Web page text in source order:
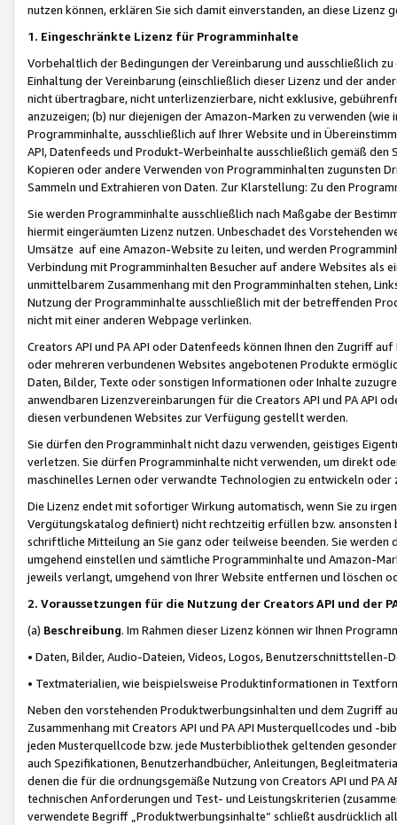
nutzen können, erklären Sie sich damit einverstanden, an diese Lizenz
1. Eingeschränkte Lizenz für Programminhalte
Vorbehaltlich der Bedingungen der Vereinbarung und ausschließlich
Einhaltung der Vereinbarung (einschließlich dieser Lizenz und der
nicht übertragbare, nicht unterlizenzierbare, nicht exklusive,
anzuzeigen; (b) nur diejenigen der Amazon-Marken zu verwenden
Programminhalte, ausschließlich auf Ihrer Website und in
API, Datenfeeds und Produkt-Werbeinhalte ausschließlich gemäß
Kopieren oder andere Verwenden von Programminhalten zugunsten
Sammeln und Extrahieren von Daten. Zur Klarstellung: Zu den
Sie werden Programminhalte ausschließlich nach Maßgabe der
hiermit eingeräumten Lizenz nutzen. Unbeschadet des Vorstehenden
Umsätze auf eine Amazon-Website zu leiten, und werden
Verbindung mit Programminhalten Besucher auf andere Websites als
unmittelbarem Zusammenhang mit den Programminhalten stehen,
Nutzung der Programminhalte ausschließlich mit der betreffenden
nicht mit einer anderen Webpage verlinken.
Creators API und PA API oder Datenfeeds können Ihnen den Zugriff
oder mehreren verbundenen Websites angebotenen Produkte
Daten, Bilder, Texte oder sonstigen Informationen oder Inhalte
anwendbaren Lizenzvereinbarungen für die Creators API und PA API
diesen verbundenen Websites zur Verfügung gestellt werden.
Sie dürfen den Programminhalt nicht dazu verwenden, geistiges
verletzen. Sie dürfen Programminhalte nicht verwenden, um direkt
maschinelles Lernen oder verwandte Technologien zu entwickeln
Die Lizenz endet mit sofortiger Wirkung automatisch, wenn Sie zu
Vergütungskatalog definiert) nicht rechtzeitig erfüllen bzw. ansonsten
schriftliche Mitteilung an Sie ganz oder teilweise beenden. Sie werden
umgehend einstellen und sämtliche Programminhalte und Amazon-
jeweils verlangt, umgehend von Ihrer Website entfernen und löschen
2. Voraussetzungen für die Nutzung der Creators API und der
(a) Beschreibung. Im Rahmen dieser Lizenz können wir Ihnen
• Daten, Bilder, Audio-Dateien, Videos, Logos, Benutzerschnittstellen-
• Textmaterialien, wie beispielsweise Produktinformationen in
Neben den vorstehenden Produktwerbungsinhalten und dem Zugriff
Zusammenhang mit Creators API und PA API Musterquellcodes und
jeden Musterquellcode bzw. jede Musterbibliothek geltenden
auch Spezifikationen, Benutzerhandbücher, Anleitungen,
denen die für die ordnungsgemäße Nutzung von Creators API und PA
technischen Anforderungen und Test- und Leistungskriterien
verwendete Begriff „Produktwerbungsinhalte“ schließt ausdrücklich